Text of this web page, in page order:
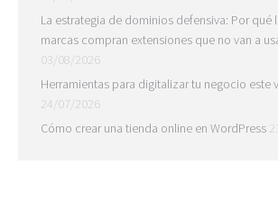
La estrategia de dominios defensiva: Por qué
marcas compran extensiones que no van a
03/08/2026
Herramientas para digitalizar tu negocio este
24/07/2026
Cómo crear una tienda online en WordPress